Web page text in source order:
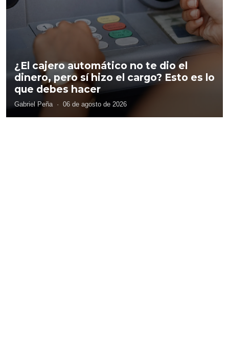
¿El cajero automático no te dio el
dinero, pero sí hizo el cargo? Esto es lo
que debes hacer
Gabriel Peña · 06 de agosto de 2026